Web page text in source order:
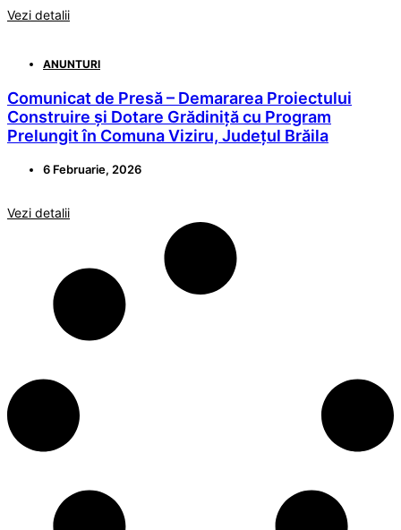
Vezi detalii
ANUNTURI
Comunicat de Presă – Demararea Proiectului
Construire și Dotare Grădiniță cu Program
Prelungit în Comuna Viziru, Județul Brăila
6 Februarie, 2026
Vezi detalii